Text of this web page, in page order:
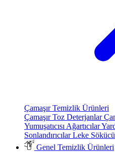
Çamaşır Temizlik Ürünleri
Çamaşır Toz Deterjanlar
Yumuşatıcısı Ağartıcılar
SonlandırıcılarLeke
Genel Temizlik Ürünleri